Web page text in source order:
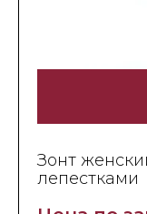
Зонт
лепестками